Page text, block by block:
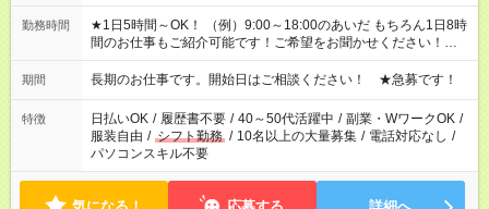
勤務時間
★1日5時間～OK！ （例）9:00～18:00のあいだ もちろん1日8時
間のお仕事もご紹介可能です！ご希望をお聞かせください！★家
庭の都合でお休みが必要な場合も遠慮なくご相談ください。 ※
週最低15時間以上の勤務が必要です
期間 長期のお仕事です。開始日はご相談ください！ ★急募です！
特徴 日払いOK / 履歴書不要 / 40～50代活躍中 / 副業・WワークOK /
服装自由 / シフト勤務 / 10名以上の大量募集 / 電話対応なし /
パソコンスキル不要